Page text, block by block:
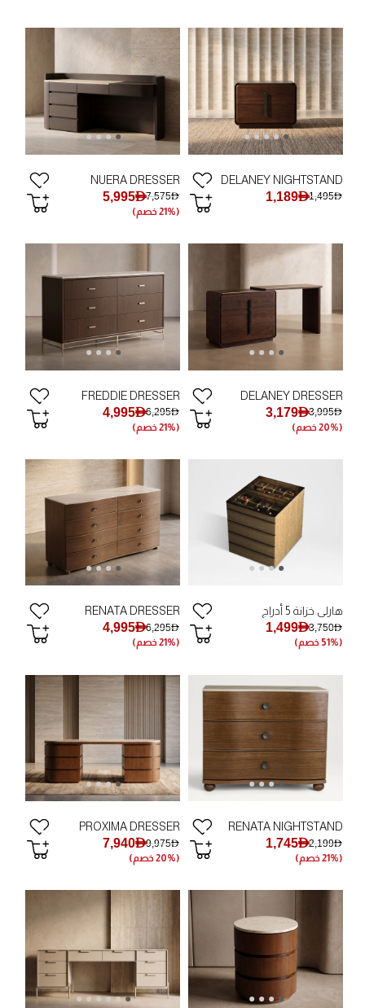
DELANEY NIGHTSTAND
1,189AED1,495AED
NUERA DRESSER
5,995AED7,575AED
(21% خصم)
DELANEY DRESSER
3,179AED3,995AED
(20% خصم)
FREDDIE DRESSER
4,995AED6,295AED
(21% خصم)
هارلي خزانة 5 أدراج
1,499AED3,750AED
(51% خصم)
RENATA DRESSER
4,995AED6,295AED
(21% خصم)
RENATA NIGHTSTAND
1,745AED2,199AED
(21% خصم)
PROXIMA DRESSER
7,940AED9,975AED
(20% خصم)